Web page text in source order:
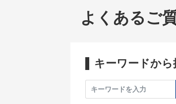
よくあるご
キーワードから